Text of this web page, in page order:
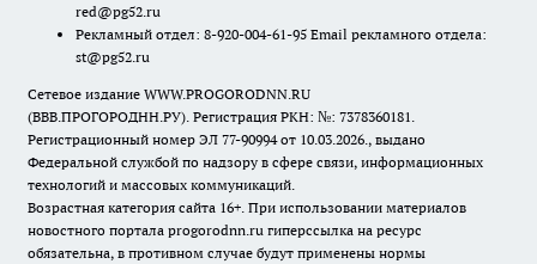
red@pg52.ru
Рекламный отдел: 8-920-004-61-95 Email рекламного отдела:
st@pg52.ru
Сетевое издание WWW.PROGORODNN.RU
(ВВВ.ПРОГОРОДНН.РУ). Регистрация РКН: №: 7378360181.
Регистрационный номер ЭЛ 77-90994 от 10.03.2026., выдано
Федеральной службой по надзору в сфере связи, информационных
технологий и массовых коммуникаций.
Возрастная категория сайта 16+. При использовании материалов
новостного портала progorodnn.ru гиперссылка на ресурс
обязательна, в противном случае будут применены нормы